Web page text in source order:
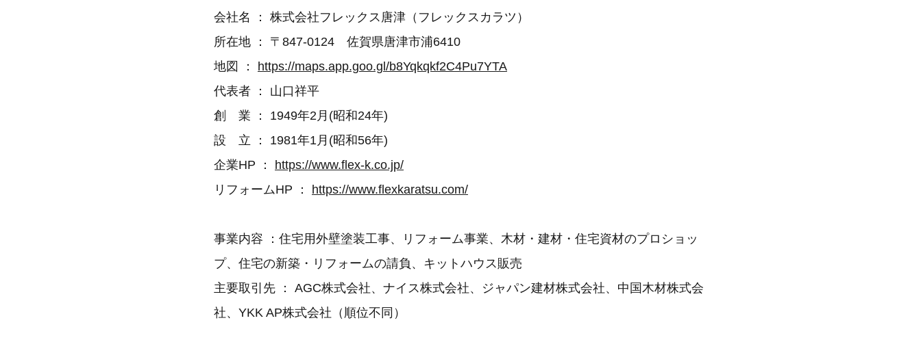
会社名 ： 株式会社フレックス唐津（フレックスカラツ）
所在地 ： 〒847-0124 佐賀県唐津市浦6410
地図 ： https://maps.app.goo.gl/b8Yqkqkf2C4Pu7YTA
代表者 ： 山口祥平
創 業 ： 1949年2月(昭和24年)
設 立 ： 1981年1月(昭和56年)
企業HP ： https://www.flex-k.co.jp/
リフォームHP ： https://www.flexkaratsu.com/
事業内容 ：住宅用外壁塗装工事、リフォーム事業、木材・建材・住宅資材のプロショッ
プ、住宅の新築・リフォームの請負、キットハウス販売
主要取引先 ： AGC株式会社、ナイス株式会社、ジャパン建材株式会社、中国木材株式会
社、YKK AP株式会社（順位不同）